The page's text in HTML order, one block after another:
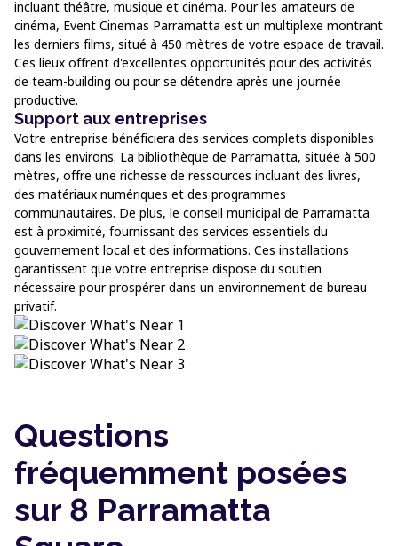
incluant théâtre, musique et cinéma. Pour les amateurs de
cinéma, Event Cinemas Parramatta est un multiplexe montrant
les derniers films, situé à 450 mètres de votre espace de travail.
Ces lieux offrent d'excellentes opportunités pour des activités
de team-building ou pour se détendre après une journée
productive.
Support aux entreprises
Votre entreprise bénéficiera des services complets disponibles
dans les environs. La bibliothèque de Parramatta, située à 500
mètres, offre une richesse de ressources incluant des livres,
des matériaux numériques et des programmes
communautaires. De plus, le conseil municipal de Parramatta
est à proximité, fournissant des services essentiels du
gouvernement local et des informations. Ces installations
garantissent que votre entreprise dispose du soutien
nécessaire pour prospérer dans un environnement de bureau
privatif.
Questions
fréquemment posées
sur 8 Parramatta